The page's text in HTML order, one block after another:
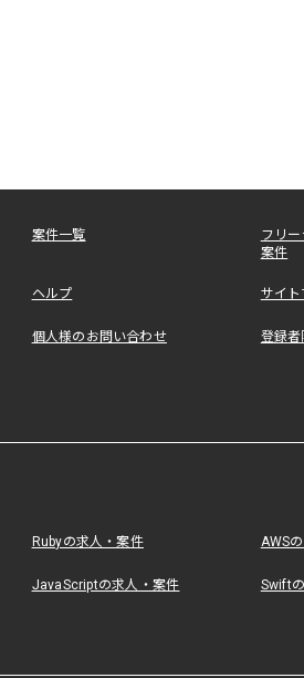
案件一覧
フリ
案件
ヘルプ サイ
個人様のお問い合わせ 登録者
Rubyの求人・案件 AWS
JavaScriptの求人・案件 Swift